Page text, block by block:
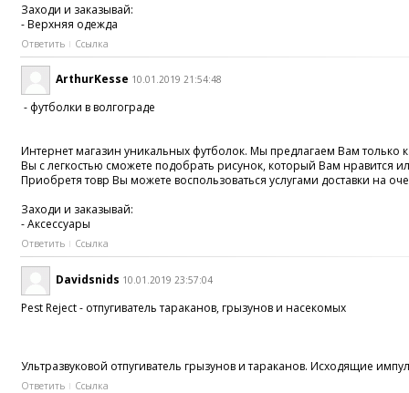
Заходи и заказывай:
- Верхняя одежда
Ответить Ссылка
ArthurKesse 10.01.2019 21:54:48
- футболки в волгограде
Интернет магазин уникальных футболок. Мы предлагаем Вам
Вы с легкостью сможете подобрать рисунок, который Вам нравится
Приобретя товр Вы можете воспользоваться услугами доставки на
Заходи и заказывай:
- Аксессуары
Ответить Ссылка
Davidsnids 10.01.2019 23:57:04
Pest Reject - отпугиватель тараканов, грызунов и насекомых
Ультразвуковой отпугиватель грызунов и тараканов. Исходящие
Ответить Ссылка